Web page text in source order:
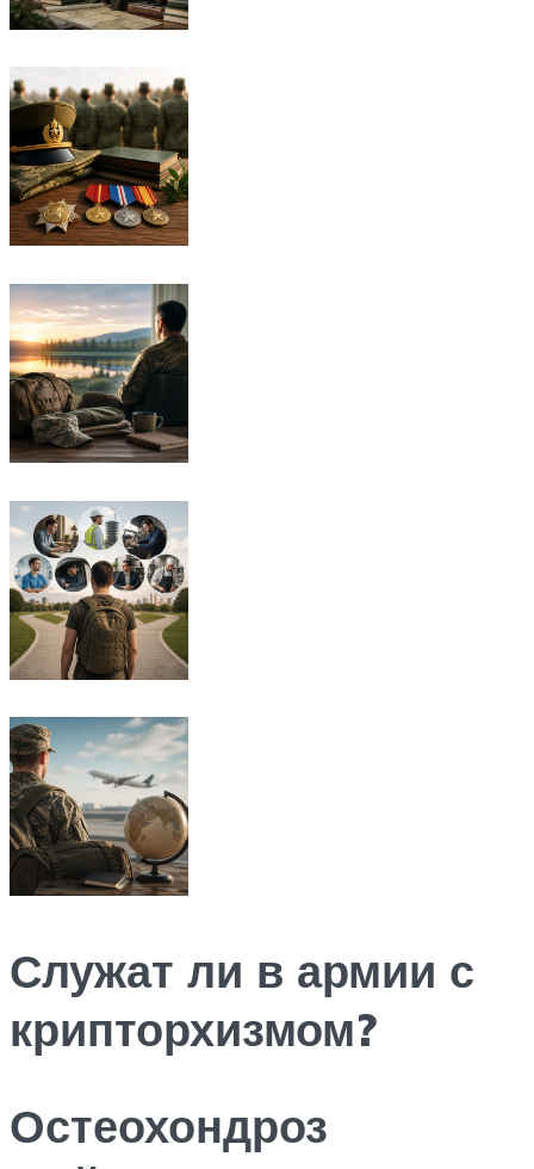
Служат ли в армии с
крипторхизмом?
Остеохондроз